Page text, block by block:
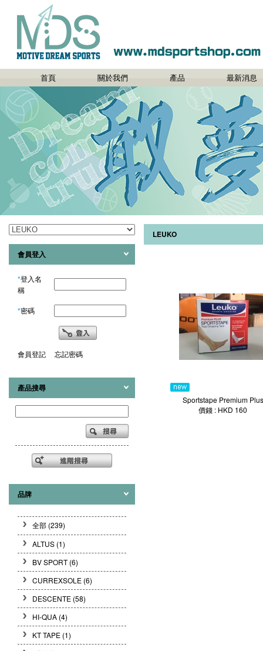
首頁 關於我們 產品 最新消息
會員登入
*登入名
稱
*密碼
會員登記 忘記密碼
產品搜尋
品牌
全部 (239)
ALTUS (1)
BV SPORT (6)
CURREXSOLE (6)
DESCENTE (58)
HI-QUA (4)
KT TAPE (1)
LEUKO
Sportstape Premium Plus
價錢 : HKD 160